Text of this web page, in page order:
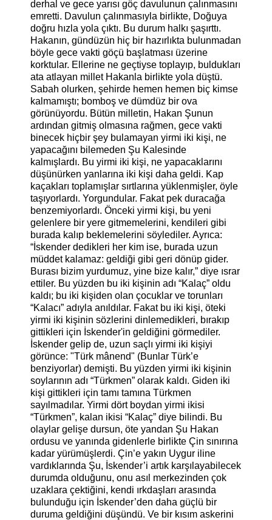
derhal ve gece yarısı göç davulunun çalınmasını
emretti. Davulun çalınmasıyla birlikte, Doğuya
doğru hızla yola çıktı. Bu durum halkı şaşırttı.
Hakanın, gündüzün hiç bir hazırlıkta bulunmadan
böyle gece vakti göçü başlatması üzerine
korktular. Ellerine ne geçtiyse toplayıp, buldukları
ata atlayan millet Hakanla birlikte yola düştü.
Sabah olurken, şehirde hemen hemen biç kimse
kalmamıştı; bomboş ve dümdüz bir ova
görünüyordu. Bütün milletin, Hakan Şunun
ardından gitmiş olmasına rağmen, gece vakti
binecek hiçbir şey bulamayan yirmi iki kişi, ne
yapacağını bilemeden Şu Kalesinde
kalmışlardı. Bu yirmi iki kişi, ne yapacaklarını
düşünürken yanlarına iki kişi daha geldi. Kap
kaçakları toplamışlar sırtlarına yüklenmişler, öyle
taşıyorlardı. Yorgundular. Fakat pek duracağa
benzemiyorlardı. Önceki yirmi kişi, bu yeni
gelenlere bir yere gitmemelerini, kendileri gibi
burada kalıp beklemelerini söylediler. Ayrıca:
“İskender dedikleri her kim ise, burada uzun
müddet kalamaz: geldiği gibi geri dönüp gider.
Burası bizim yurdumuz, yine bize kalır,” diye ısrar
ettiler. Bu yüzden bu iki kişinin adı “Kalaç” oldu
kaldı; bu iki kişiden olan çocuklar ve torunları
“Kalacı” adıyla anıldılar. Fakat bu iki kişi, öteki
yirmi iki kişinin sözlerini dinlemedikleri, bırakıp
gittikleri için İskender'in geldiğini görmediler.
İskender gelip de, uzun saçlı yirmi iki kişiyi
görünce: "Türk mânend" (Bunlar Türk’e
benziyorlar) demişti. Bu yüzden yirmi iki kişinin
soylarının adı “Türkmen” olarak kaldı. Giden iki
kişi gittikleri için tamı tamına Türkmen
sayılmadılar. Yirmi dört boydan yirmi ikisi
“Türkmen”, kalan ikisi “Kalaç” diye bilindi. Bu
olaylar gelişe dursun, öte yandan Şu Hakan
ordusu ve yanında gidenlerle birlikte Çin sınırına
kadar yürümüşlerdi. Çin’e yakın Uygur iline
vardıklarında Şu, İskender’i artık karşılayabilecek
durumda olduğunu, onu asıl merkezinden çok
uzaklara çektiğini, kendi ırkdaşları arasında
bulunduğu için İskender’den daha güçlü bir
duruma geldiğini düşündü. Ve bir kısım askerini